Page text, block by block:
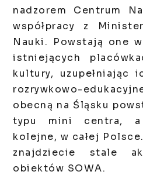
nadzorem Centrum
współpracy z
Nauki. Powstają one
istniejących
kultury, uzupełniając
rozrywkowo-
obecną na Śląsku
typu mini centra, a
kolejne, w całej
znajdziecie stale
obiektów SOWA.